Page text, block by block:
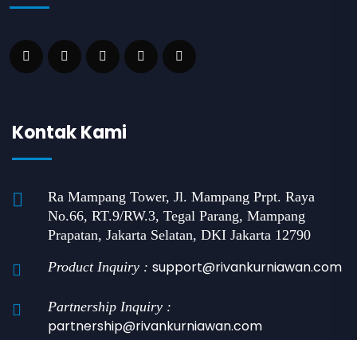
Kontak Kami
Ra Mampang Tower, Jl. Mampang Prpt. Raya
No.66, RT.9/RW.3, Tegal Parang, Mampang
Prapatan, Jakarta Selatan, DKI Jakarta 12790
Product Inquiry : support@rivankurniawan.com
Partnership Inquiry :
partnership@rivankurniawan.com